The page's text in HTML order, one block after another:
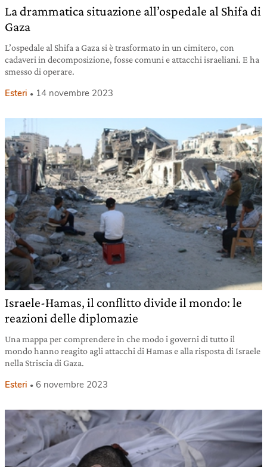
La drammatica situazione all’ospedale al Shifa di
Gaza
L’ospedale al Shifa a Gaza si è trasformato in un cimitero, con
cadaveri in decomposizione, fosse comuni e attacchi israeliani. E ha
smesso di operare.
Esteri 14 novembre 2023
Israele-Hamas, il conflitto divide il mondo: le
reazioni delle diplomazie
Una mappa per comprendere in che modo i governi di tutto il
mondo hanno reagito agli attacchi di Hamas e alla risposta di Israele
nella Striscia di Gaza.
Esteri 6 novembre 2023